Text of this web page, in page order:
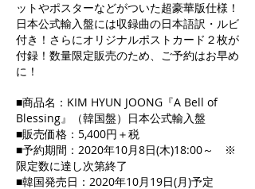
ットやポスターなどがついた超豪華版仕様！
日本公式輸入盤には収録曲の日本語訳・ルビ
付き！さらにオリジナルポストカード２枚が
付録！数量限定販売のため、ご予約はお早め
に！
■商品名：KIM HYUN JOONG『A Bell of
Blessing』（韓国盤）日本公式輸入盤
■販売価格：5,400円＋税
■予約期間：2020年10月8日(木)18:00～ ※
限定数に達し次第終了
■韓国発売日：2020年10月19日(月)予定